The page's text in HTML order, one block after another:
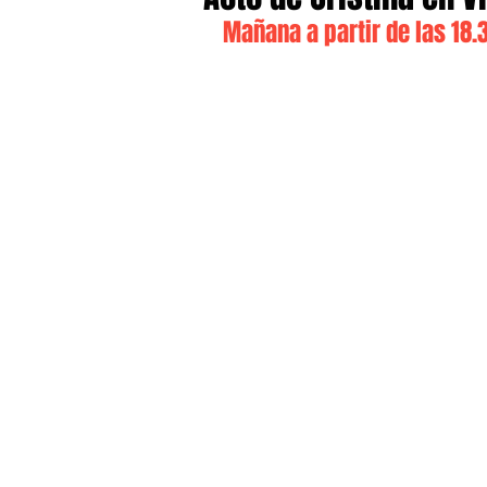
Mañana a partir de las